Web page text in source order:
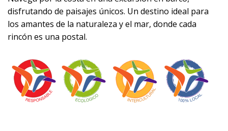
disfrutando de paisajes únicos. Un destino ideal para
los amantes de la naturaleza y el mar, donde cada
rincón es una postal.